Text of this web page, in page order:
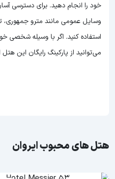
خود را انجام دهید. برای دسترسی
وسایل عمومی مانند مترو جمهوری،
استفاده کنید. اگر با وسیله شخصی
می‌توانید از پارکینگ رایگان این هتل
هتل های محبوب ایروان